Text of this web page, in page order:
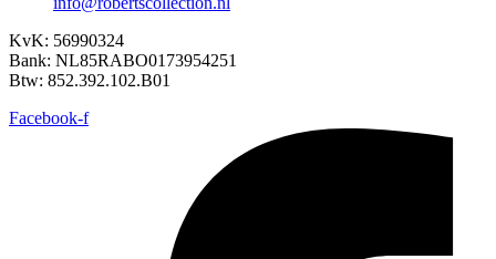
KvK: 56990324
Bank: NL85RABO0173954251
Btw: 852.392.102.B01
Facebook-f